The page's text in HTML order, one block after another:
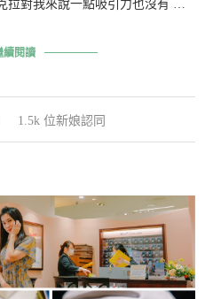
拉對我來說一點吸引力也沒有 …
續閱讀
1.5k 位新娘認同